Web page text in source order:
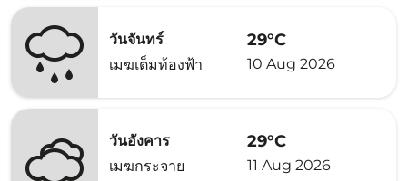
วันจันทร์
เมฆเต็มท้องฟ้า
29°C
10 Aug 2026
วันอังคาร
เมฆกระจาย
29°C
11 Aug 2026